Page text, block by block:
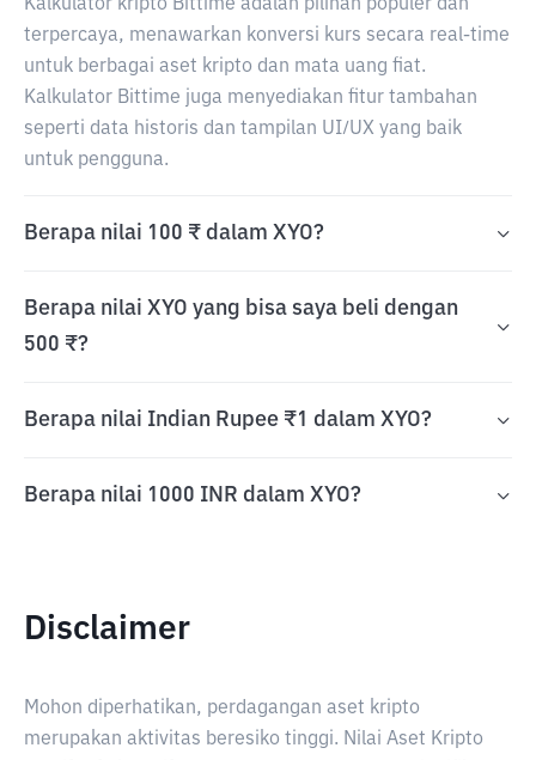
Kalkulator kripto Bittime adalah pilihan populer dan
terpercaya, menawarkan konversi kurs secara real-time
untuk berbagai aset kripto dan mata uang fiat.
Kalkulator Bittime juga menyediakan fitur tambahan
seperti data historis dan tampilan UI/UX yang baik
untuk pengguna.
Berapa nilai 100 ₹ dalam XYO?
Berapa nilai XYO yang bisa saya beli dengan
500 ₹?
Berapa nilai Indian Rupee ₹1 dalam XYO?
Berapa nilai 1000 INR dalam XYO?
Disclaimer
Mohon diperhatikan, perdagangan aset kripto
merupakan aktivitas beresiko tinggi. Nilai Aset Kripto